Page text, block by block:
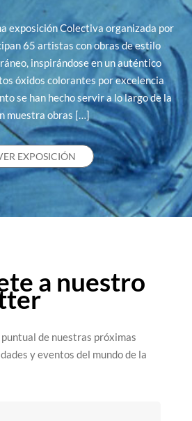
exposición Colectiva organizada por
65 artistas con obras de estilo
inspirándose en un auténtico
óxidos colorantes por excelencia
se han hecho servir a lo largo de la
muestra obras […]
EXPOSICIÓN
a nuestro
de nuestras próximas
y eventos del mundo de la